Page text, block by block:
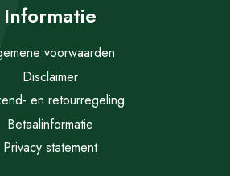
Informatie
voorwaarden
Disclaimer
en retourregeling
Betaalinformatie
Privacy statement